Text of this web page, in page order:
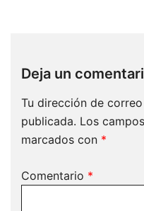
Deja un
Tu dirección de
publicada. Los
marcados con *
Comentario *